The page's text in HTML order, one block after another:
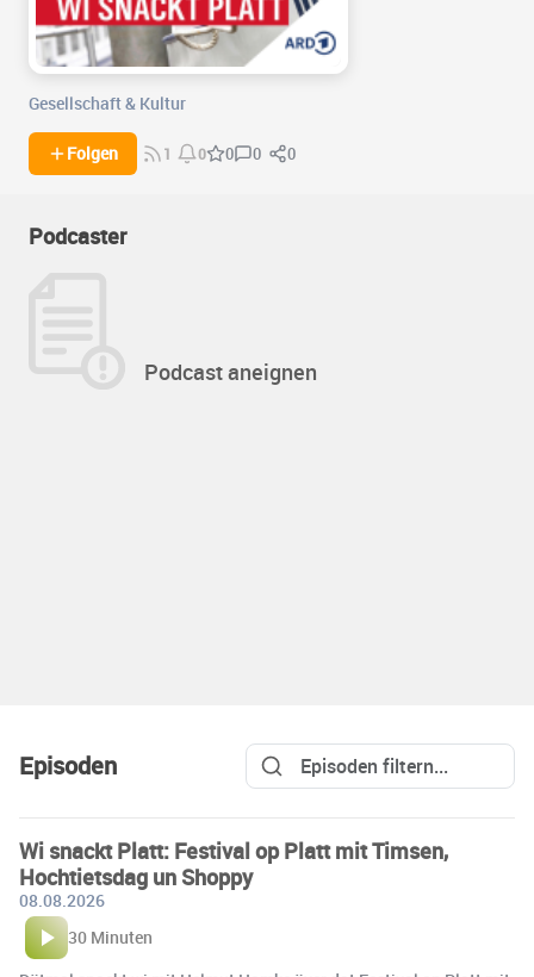
Gesellschaft & Kultur
Folgen 1 0 0 0 0
Podcaster
Podcast aneignen
Episoden
Wi snackt Platt: Festival op Platt mit Timsen,
Hochtietsdag un Shoppy
08.08.2026
30 Minuten